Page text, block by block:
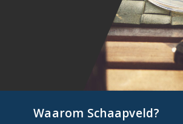
Waarom Schaapveld?